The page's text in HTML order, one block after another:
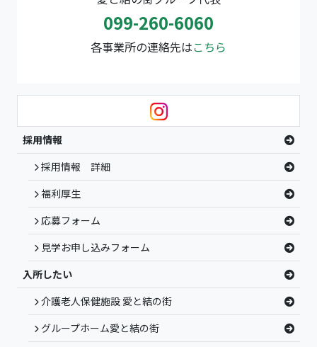
099-260-6060
各事業所の連絡先はこちら
採用情報
採用情報 詳細
福利厚生
応募フォーム
見学お申し込みフォーム
入所したい
介護老人保健施設 愛と結の街
グループホーム愛と結の街